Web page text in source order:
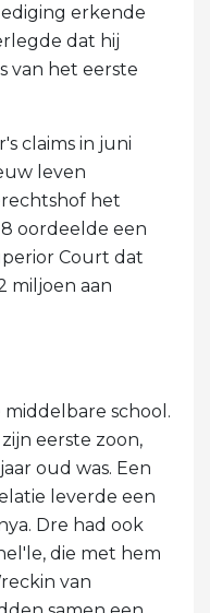
erkende
dat hij
van het eerste
claims in juni
leven
het
oordeelde een
Court dat
miljoen aan
school.
eerste zoon,
oud was. Een
leverde een
Dre had ook
die met hem
van